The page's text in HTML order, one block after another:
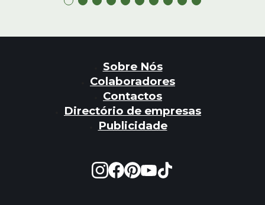
Sobre Nós
Colaboradores
Contactos
Directório de empresas
Publicidade